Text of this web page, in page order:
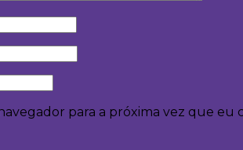
para a próxima vez que eu